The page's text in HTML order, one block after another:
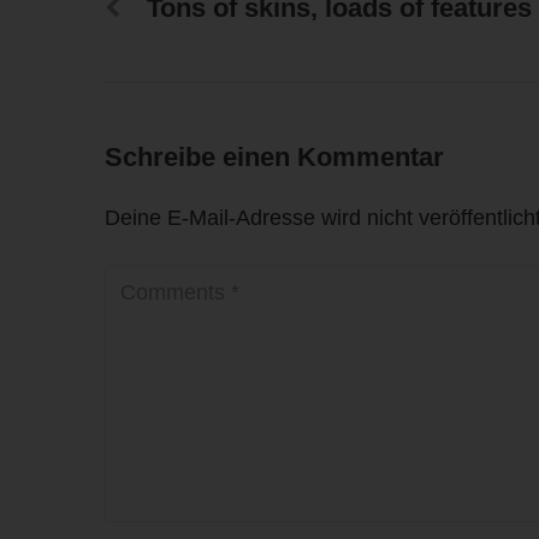
Tons of skins, loads of features
Schreibe einen Kommentar
Deine E-Mail-Adresse wird nicht
E-